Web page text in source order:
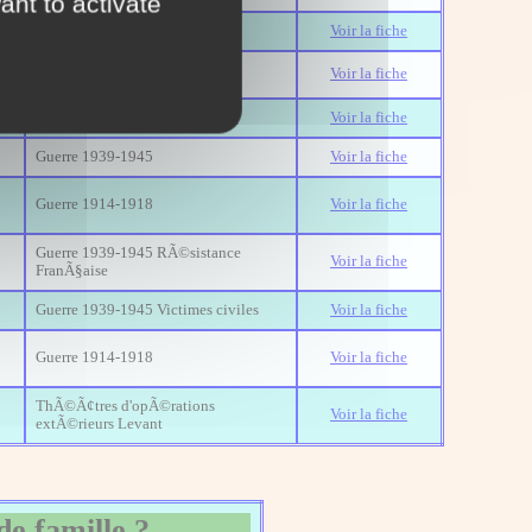
Voir la fiche
Voir la fiche
Voir la fiche
Guerre 1939-1945 Voir la fiche
Guerre 1914-1918 Voir la fiche
Guerre 1939-1945 RÃ©sistance
FranÃ§aise
Voir la fiche
Guerre 1939-1945 Victimes civiles Voir la fiche
Guerre 1914-1918 Voir la fiche
ThÃ©Ã¢tres d'opÃ©rations
extÃ©rieurs Levant
Voir la fiche